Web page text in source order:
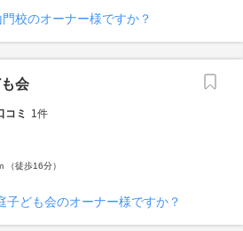
校のオーナー様ですか？
会
コミ 1件
（徒歩16分）
子ども会のオーナー様ですか？